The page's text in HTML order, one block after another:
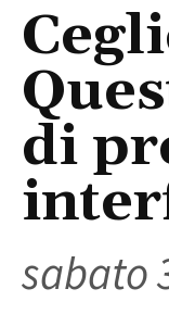
di
sabato